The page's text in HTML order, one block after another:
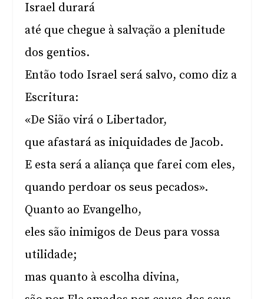
Israel durará
até que chegue à salvação a plenitude
dos gentios.
Então todo Israel será salvo, como diz a
Escritura:
«De Sião virá o Libertador,
que afastará as iniquidades de Jacob.
E esta será a aliança que farei com eles,
quando perdoar os seus pecados».
Quanto ao Evangelho,
eles são inimigos de Deus para vossa
utilidade;
mas quanto à escolha divina,